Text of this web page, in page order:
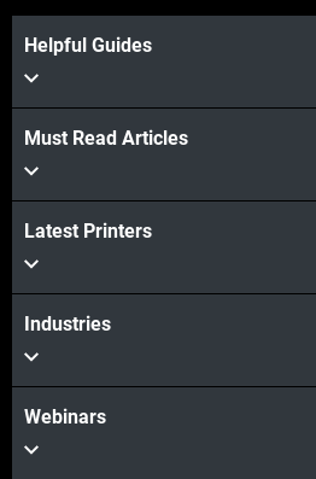
Helpful Guides
Must Read Articles
Latest Printers
Industries
Webinars